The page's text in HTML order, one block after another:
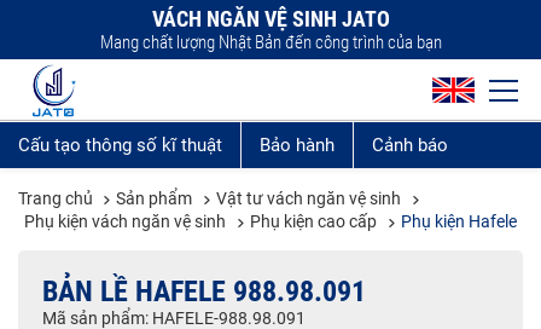
VÁCH NGĂN VỆ SINH JATO
Mang chất lượng Nhật Bản đến công trình của bạn
Cấu tạo thông số kĩ thuật Bảo hành Cảnh báo
Trang chủ Sản phẩm
Vật tư vách ngăn vệ sinh
Phụ kiện vách ngăn vệ sinh
Phụ kiện cao cấp Phụ kiện Hafele
BẢN LỀ HAFELE 988.98.091
Mã sản phẩm: HAFELE-988.98.091